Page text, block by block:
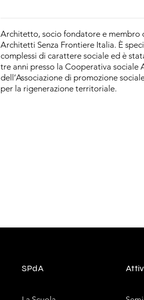
Architetto, socio fondatore e membro
Architetti Senza Frontiere Italia. È
complessi di carattere sociale ed è
tre anni presso la Cooperativa
dell’Associazione di promozione
per la rigenerazione territoriale.
SPdA